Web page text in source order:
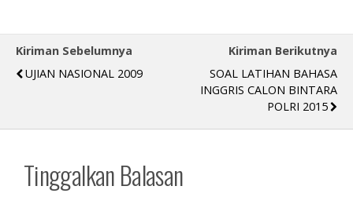
Kiriman Sebelumnya
UJIAN NASIONAL 2009
Kiriman Berikutnya
SOAL LATIHAN BAHASA
INGGRIS CALON BINTARA
POLRI 2015
Tinggalkan Balasan